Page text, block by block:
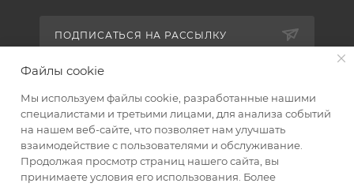
ПОДПИСАТЬСЯ НА РАССЫЛКУ
+7 921 754 4453 ЗАКАЗАТЬ ЗВОНОК
zakaz@005mebel.ru
г. Санкт-Петербург, ул. Коли
Томчака д. 28
Файлы cookie
Мы используем файлы cookie, разработанные нашими
специалистами и третьими лицами, для анализа событий
на нашем веб-сайте, что позволяет нам улучшать
взаимодействие с пользователями и обслуживание.
Продолжая просмотр страниц нашего сайта, вы
принимаете условия его использования. Более